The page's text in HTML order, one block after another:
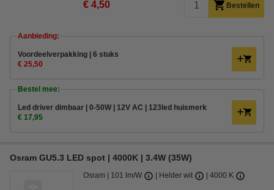
€ 4,50 Bestellen
Aanbieding:
Voordeelverpakking | 6 stuks
€ 25,50
Bestel mee:
Led driver dimbaar | 0-50W | 12V AC | 123led huismerk
€ 17,95
Osram GU5.3 LED spot | 4000K | 3.4W (35W)
Osram 101 lm/W Helder wit 4000 K